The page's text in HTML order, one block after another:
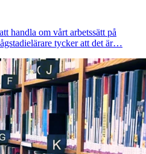
handla om vårt arbetssätt på
tycker att det är…